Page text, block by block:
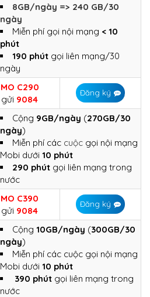
8GB/ngày => 240 GB/30
ngày
Miễn phí gọi nội mạng < 10
phút
190 phút gọi liên mạng/30
ngày
MO C290
gửi 9084
Đăng ký
Cộng 9GB/ngày (270GB/30
ngày)
Miễn phí các cuộc gọi nội mạng
Mobi dưới 10 phút
290 phút gọi liên mạng trong
nước
MO C390
gửi 9084
Đăng ký
Cộng 10GB/ngày (300GB/30
ngày)
Miễn phí các cuộc gọi nội mạng
Mobi dưới 10 phút
390 phút gọi liên mạng trong
nước